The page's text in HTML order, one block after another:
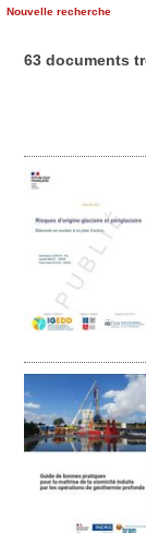
Nouvelle recherche
63 documents